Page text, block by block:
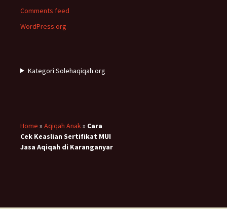
Comments feed
WordPress.org
Kategori Solehaqiqah.org
Home » Aqiqah Anak » Cara
Cek Keaslian Sertifikat MUI
Jasa Aqiqah di Karanganyar